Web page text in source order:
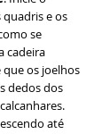
e os
se
cadeira
que os joelhos
dedos dos
até